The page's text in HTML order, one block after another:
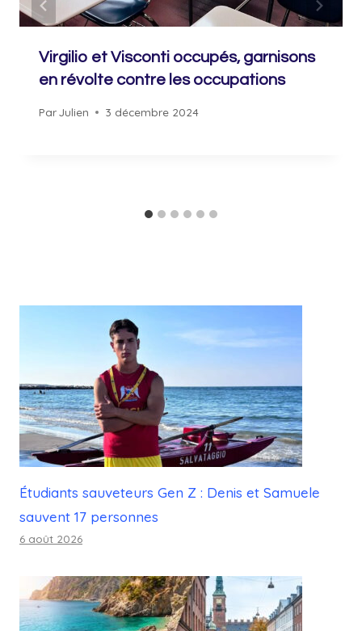
Virgilio et Visconti occupés, garnisons
en révolte contre les occupations
ParJulien 3 décembre 2024
Étudiants sauveteurs Gen Z : Denis et Samuele
sauvent 17 personnes
6 août 2026